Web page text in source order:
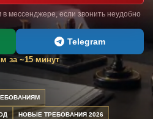
в мессенджере, если звонить неудобно
Telegram
за ~15 минут
НОВЫЕ ТРЕБОВАНИЯ 2026